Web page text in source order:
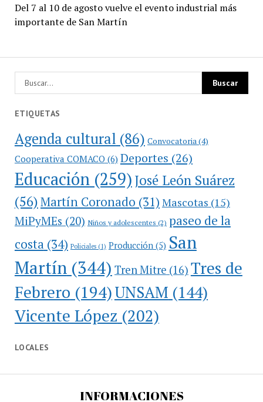
Del 7 al 10 de agosto vuelve el evento industrial más
importante de San Martín
ETIQUETAS
Agenda cultural (86) Convocatoria (4)
Cooperativa COMACO(6) Deportes (26)
Educación(259)José León Suárez
(56)Martín Coronado (31) Mascotas (15)
MiPyMEs (20) Niños y adolescentes (2) paseo de la
costa(34) Policiales(1) Producción(5) San
Martín(344) Tren Mitre (16) Tres de
Febrero (194)UNSAM (144)
Vicente López (202)
LOCALES
INFORMACIONES